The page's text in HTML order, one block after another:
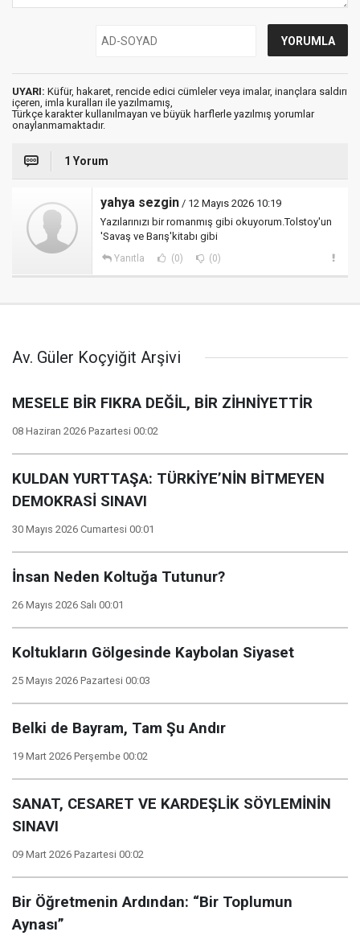
UYARI: Küfür, hakaret, rencide edici cümleler veya imalar, inançlara saldırı
içeren, imla kuralları ile yazılmamış,
Türkçe karakter kullanılmayan ve büyük harflerle yazılmış yorumlar
onaylanmamaktadır.
1 Yorum
yahya sezgin / 12 Mayıs 2026 10:19
Yazılarınızı bir romanmış gibi okuyorum.Tolstoy'un
'Savaş ve Barış'kitabı gibi
Yanıtla (0) (0)
Av. Güler Koçyiğit Arşivi
MESELE BİR FIKRA DEĞİL, BİR ZİHNİYETTİR
08 Haziran 2026 Pazartesi 00:02
KULDAN YURTTAŞA: TÜRKİYE’NİN BİTMEYEN
DEMOKRASİ SINAVI
30 Mayıs 2026 Cumartesi 00:01
İnsan Neden Koltuğa Tutunur?
26 Mayıs 2026 Salı 00:01
Koltukların Gölgesinde Kaybolan Siyaset
25 Mayıs 2026 Pazartesi 00:03
Belki de Bayram, Tam Şu Andır
19 Mart 2026 Perşembe 00:02
SANAT, CESARET VE KARDEŞLİK SÖYLEMİNİN
SINAVI
09 Mart 2026 Pazartesi 00:02
Bir Öğretmenin Ardından: “Bir Toplumun
Aynası”